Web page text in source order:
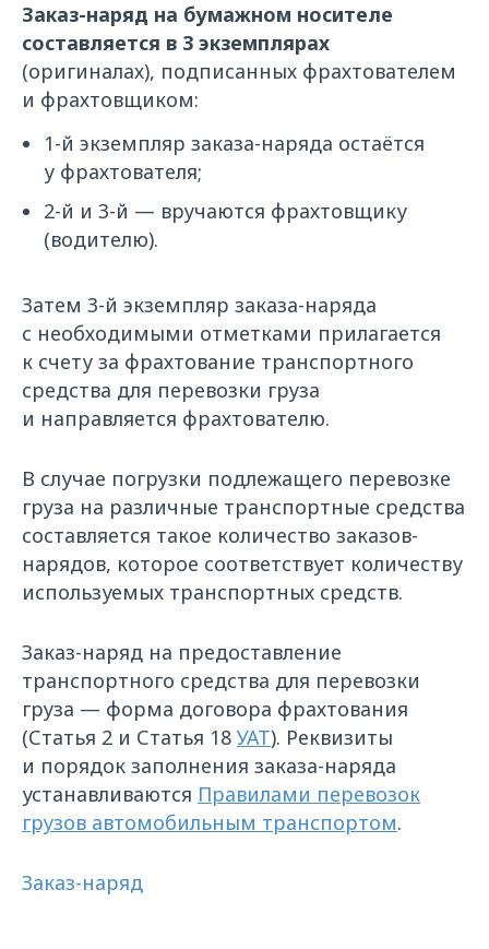
Заказ-наряд на бумажном носителе
составляется в 3 экземплярах
(оригиналах), подписанных фрахтователем
и фрахтовщиком:
1-й экземпляр заказа-наряда остаётся
у фрахтователя;
2-й и 3-й — вручаются фрахтовщику
(водителю).
Затем 3-й экземпляр заказа-наряда
с необходимыми отметками прилагается
к счету за фрахтование транспортного
средства для перевозки груза
и направляется фрахтователю.
В случае погрузки подлежащего перевозке
груза на различные транспортные средства
составляется такое количество заказов-
нарядов, которое соответствует количеству
используемых транспортных средств.
Заказ-наряд на предоставление
транспортного средства для перевозки
груза — форма договора фрахтования
(Статья 2 и Статья 18 УАТ). Реквизиты
и порядок заполнения заказа-наряда
устанавливаются Правилами перевозок
грузов автомобильным транспортом.
Заказ-наряд